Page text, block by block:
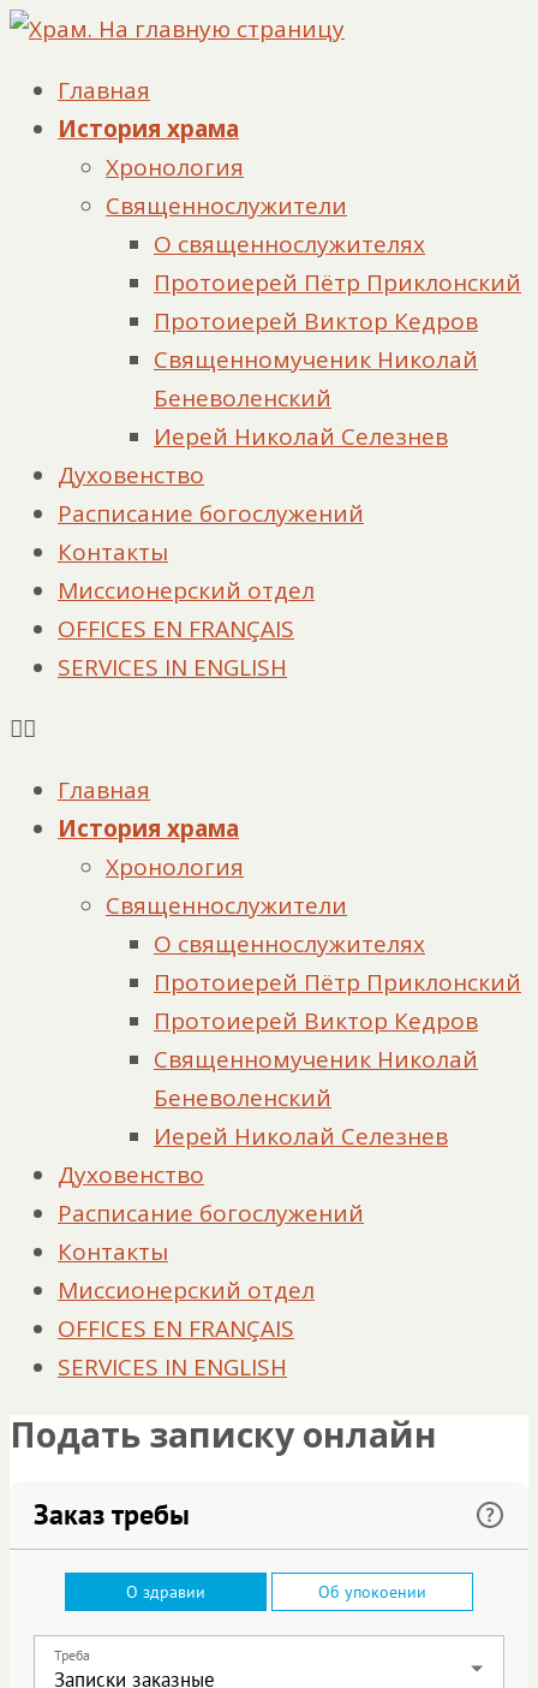
Главная
История храма
Хронология
Священнослужители
О священнослужителях
Протоиерей Пётр Приклонский
Протоиерей Виктор Кедров
Священномученик Николай
Беневоленский
Иерей Николай Селезнев
Духовенство
Расписание богослужений
Контакты
Миссионерский отдел
OFFICES EN FRANÇAIS
SERVICES IN ENGLISH
Главная
История храма
Хронология
Священнослужители
О священнослужителях
Протоиерей Пётр Приклонский
Протоиерей Виктор Кедров
Священномученик Николай
Беневоленский
Иерей Николай Селезнев
Духовенство
Расписание богослужений
Контакты
Миссионерский отдел
OFFICES EN FRANÇAIS
SERVICES IN ENGLISH
Подать записку онлайн